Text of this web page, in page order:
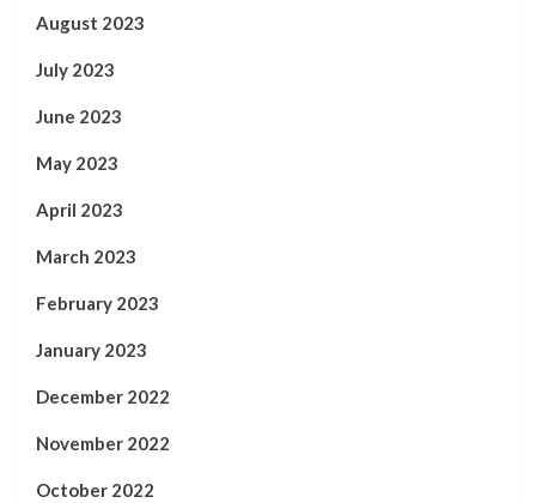
August 2023
July 2023
June 2023
May 2023
April 2023
March 2023
February 2023
January 2023
December 2022
November 2022
October 2022